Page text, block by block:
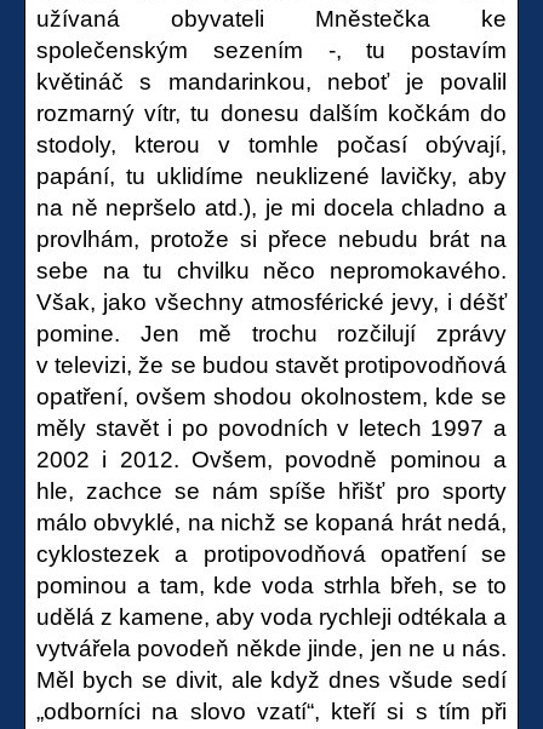
užívaná obyvateli Mněstečka ke
společenským sezením -, tu postavím
květináč s mandarinkou, neboť je povalil
rozmarný vítr, tu donesu dalším kočkám do
stodoly, kterou v tomhle počasí obývají,
papání, tu uklidíme neuklizené lavičky, aby
na ně nepršelo atd.), je mi docela chladno a
provlhám, protože si přece nebudu brát na
sebe na tu chvilku něco nepromokavého.
Však, jako všechny atmosférické jevy, i déšť
pomine. Jen mě trochu rozčilují zprávy
v televizi, že se budou stavět protipovodňová
opatření, ovšem shodou okolnostem, kde se
měly stavět i po povodních v letech 1997 a
2002 i 2012. Ovšem, povodně pominou a
hle, zachce se nám spíše hřišť pro sporty
málo obvyklé, na nichž se kopaná hrát nedá,
cyklostezek a protipovodňová opatření se
pominou a tam, kde voda strhla břeh, se to
udělá z kamene, aby voda rychleji odtékala a
vytvářela povodeň někde jinde, jen ne u nás.
Měl bych se divit, ale když dnes všude sedí
„odborníci na slovo vzatí“, kteří si s tím při